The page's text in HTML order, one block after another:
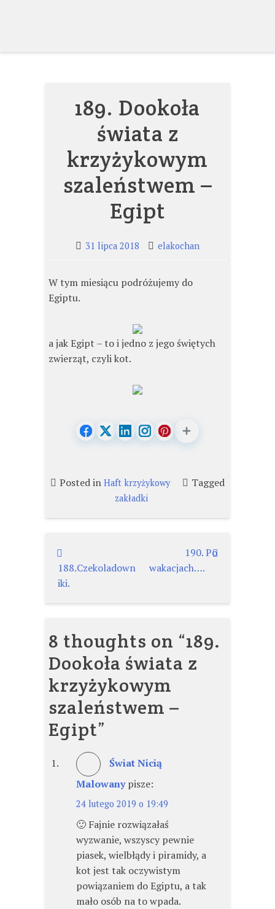
189. Dookoła
świata z
krzyżykowym
szaleństwem –
Egipt
31 lipca 2018 elakochan
W tym miesiącu podróżujemy do
Egiptu.
a jak Egipt – to i jedno z jego świętych
zwierząt, czyli kot.
Posted in Haft krzyżykowy Tagged
zakładki
Nawigacja
wpisu
188.Czekoladown
iki.
190. Po
wakacjach….
8 thoughts on “189.
Dookoła świata z
krzyżykowym
szaleństwem –
Egipt”
Świat Nicią
Malowany pisze:
24 lutego 2019 o 19:49
🙂 Fajnie rozwiązałaś
wyzwanie, wszyscy pewnie
piasek, wielbłądy i piramidy, a
kot jest tak oczywistym
powiązaniem do Egiptu, a tak
mało osób na to wpada.